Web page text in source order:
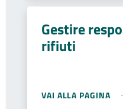
Gestire
rifiuti
VAI ALLA PAGINA